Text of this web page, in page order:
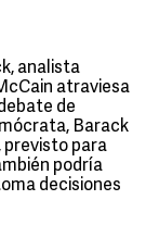
analista
atraviesa
de
Barack
previsto para
podría
decisiones